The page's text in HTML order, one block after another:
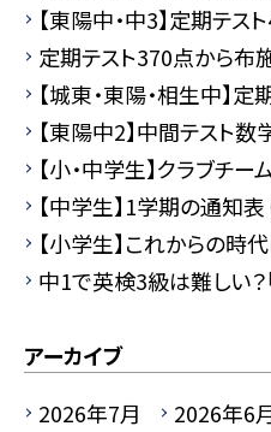
【東陽中・中3】定期テス
定期テスト370点から布
【城東・東陽・相生中】定
【東陽中2】中間テスト数
【小・中学生】クラブチー
【中学生】1学期の通知表
【小学生】これからの時
中1で英検3級は難しい？
アーカイブ
2026年7月
2026年6